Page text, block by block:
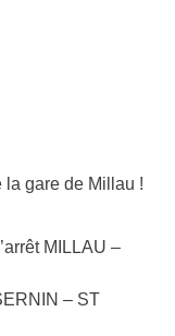
la gare de Millau !
MILLAU –
– ST